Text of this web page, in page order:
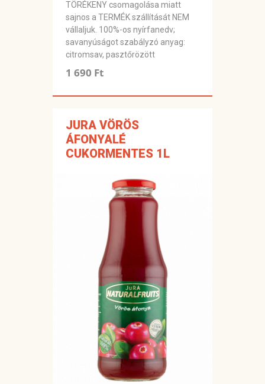
TÖRÉKENY csomagolása miatt
sajnos a TERMÉK szállítását NEM
vállaljuk. 100%-os nyírfanedv;
savanyúságot szabályzó anyag:
citromsav, pasztőrözött
1 690 Ft
JURA VÖRÖS
ÁFONYALÉ
CUKORMENTES 1L